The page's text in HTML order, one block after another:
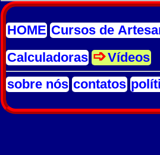
HOME Cursos de
Calculadoras
Vídeos
sobre nós contatos